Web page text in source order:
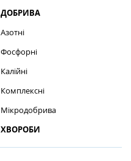
ДОБРИВА
Азотні
Фосфорні
Калійні
Комплексні
Мікродобрива
ХВОРОБИ